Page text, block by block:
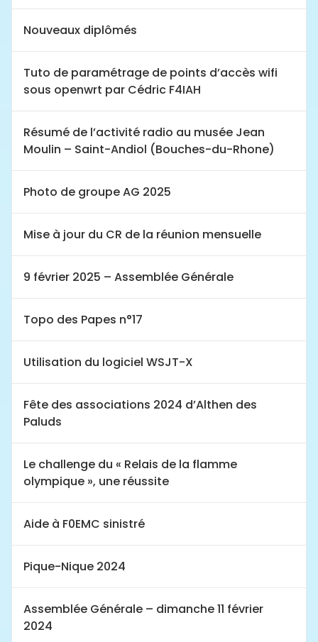
Nouveaux diplômés
Tuto de paramétrage de points d’accès wifi
sous openwrt par Cédric F4IAH
Résumé de l’activité radio au musée Jean
Moulin – Saint-Andiol (Bouches-du-Rhone)
Photo de groupe AG 2025
Mise à jour du CR de la réunion mensuelle
9 février 2025 – Assemblée Générale
Topo des Papes n°17
Utilisation du logiciel WSJT-X
Fête des associations 2024 d’Althen des
Paluds
Le challenge du « Relais de la flamme
olympique », une réussite
Aide à F0EMC sinistré
Pique-Nique 2024
Assemblée Générale – dimanche 11 février
2024